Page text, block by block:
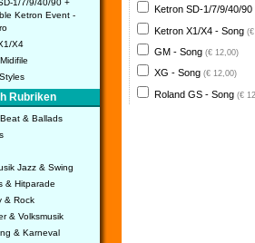
1/7/9/40/90 +
Ketron Event -
X4
Rubriken
& Ballads
Jazz & Swing
& Hitparade
& Rock
& Volksmusik
& Karneval
Ketron SD-1/7/9/40/
Ketron X1/X4 - Song
GM - Song (€ 12,00)
XG - Song (€ 12,00)
Roland GS - Song (€